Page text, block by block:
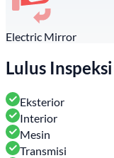
Electric Mirror
Lulus
Eksterior
Interior
Mesin
Transmisi